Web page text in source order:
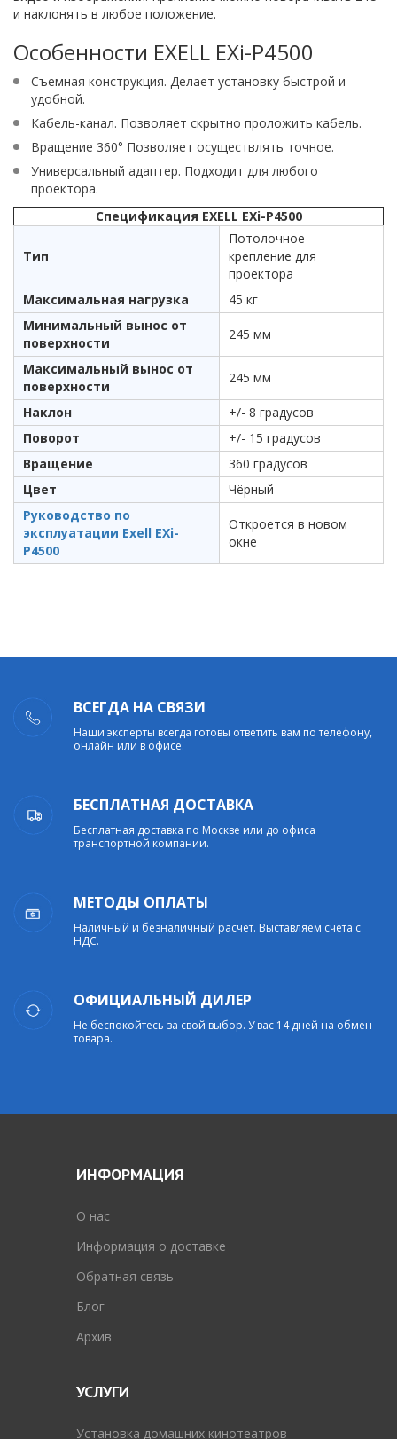
и наклонять в любое положение.
Особенности EXELL EXi-P4500
Съемная конструкция. Делает установку быстрой и
удобной.
Кабель-канал. Позволяет скрытно проложить кабель.
Вращение 360° Позволяет осуществлять точное.
Универсальный адаптер. Подходит для любого
проектора.
Спецификация EXELL EXi-P4500
Тип
Потолочное
крепление для
проектора
Максимальная нагрузка
45 кг
Минимальный вынос от
поверхности
245 мм
Максимальный вынос от
поверхности
245 мм
Наклон
+/- 8 градусов
Поворот
+/- 15 градусов
Вращение
360 градусов
Цвет
Чёрный
Руководство по
эксплуатации Exell EXi-
P4500
Откроется в новом
окне
ВСЕГДА НА СВЯЗИ
Наши эксперты всегда готовы ответить вам по телефону,
онлайн или в офисе.
БЕСПЛАТНАЯ ДОСТАВКА
Бесплатная доставка по Москве или до офиса
транспортной компании.
МЕТОДЫ ОПЛАТЫ
Наличный и безналичный расчет. Выставляем счета с
НДС.
ОФИЦИАЛЬНЫЙ ДИЛЕР
Не беспокойтесь за свой выбор. У вас 14 дней на обмен
товара.
ИНФОРМАЦИЯ
O нас
Информация о доставке
Обратная связь
Блог
Архив
УСЛУГИ
Установка домашних кинотеатров